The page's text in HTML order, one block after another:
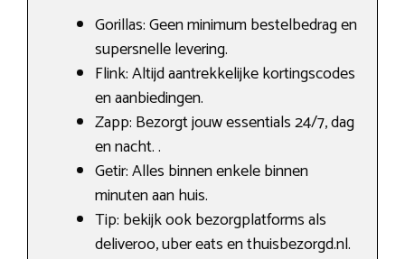
Gorillas: Geen minimum bestelbedrag en
supersnelle levering.
Flink: Altijd aantrekkelijke kortingscodes
en aanbiedingen.
Zapp: Bezorgt jouw essentials 24/7, dag
en nacht. .
Getir: Alles binnen enkele binnen
minuten aan huis.
Tip: bekijk ook bezorgplatforms als
deliveroo, uber eats en thuisbezorgd.nl.